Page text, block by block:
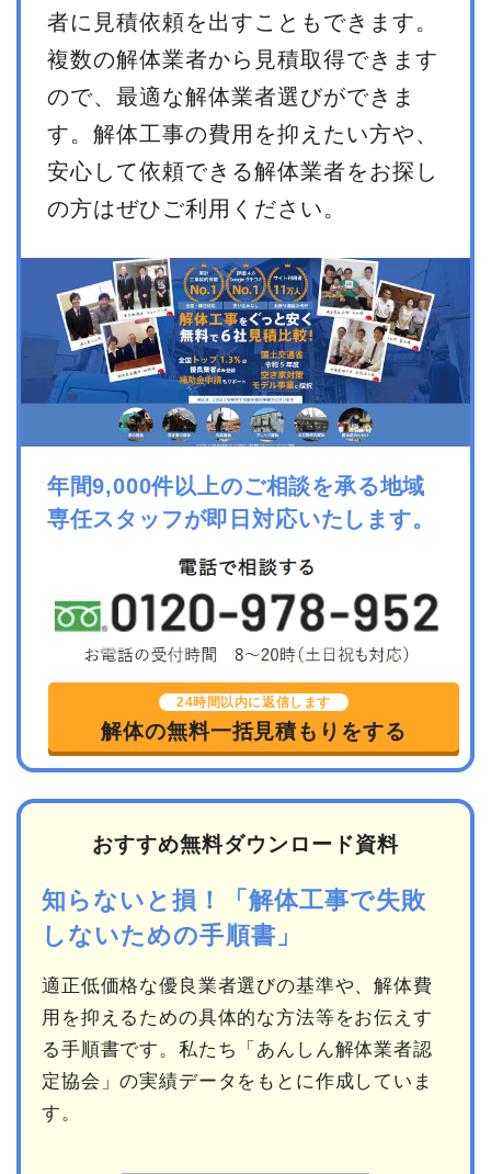
者に見積依頼を出すこともできます。
複数の解体業者から見積取得できます
ので、最適な解体業者選びができま
す。解体工事の費用を抑えたい方や、
安心して依頼できる解体業者をお探し
の方はぜひご利用ください。
年間9,000件以上のご相談を承る地域
専任スタッフが即日対応いたします。
24時間以内に返信します
解体の無料一括見積もりをする
おすすめ無料ダウンロード資料
知らないと損！「解体工事で失敗
しないための手順書」
適正低価格な優良業者選びの基準や、解体費
用を抑えるための具体的な方法等をお伝えす
る手順書です。私たち「あんしん解体業者認
定協会」の実績データをもとに作成していま
す。